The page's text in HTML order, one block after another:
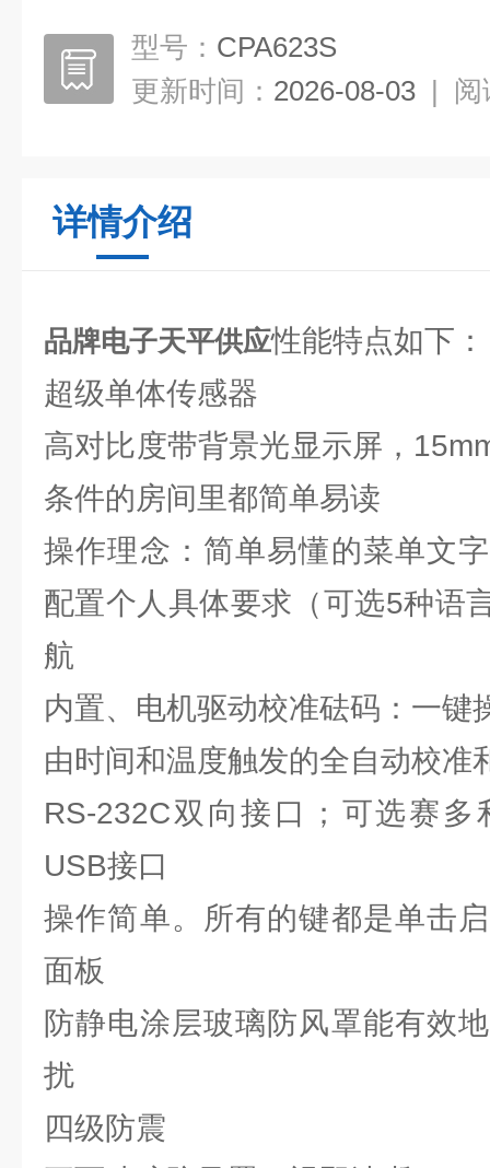
型号： CPA623S
更新时间： 2026-08-03 | 阅
详情介绍
品牌电子天平供应性能特点如下：
超级单体传感器
高对比度带背景光显示屏，
条件的房间里都简单易读
操作理念：简单易懂的菜单文
配置个人具体要求（可选5种语
航
内置、电机驱动校准砝码：一键
由时间和温度触发的全自动校准
RS-232C双向接口；可选赛
USB接口
操作简单。所有的键都是单击
面板
防静电涂层玻璃防风罩能有效
扰
四级防震